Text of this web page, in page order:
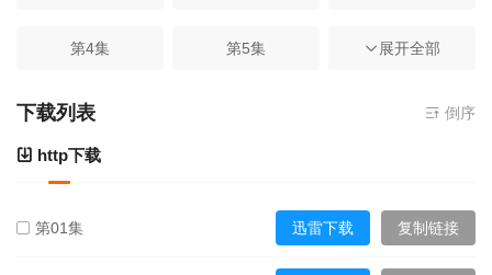
第4集 第5集 第6集
第7集
第10集
第13集 第15集
展开全部
下载列表 倒序
http下载
第01集 迅雷下载 复制链接